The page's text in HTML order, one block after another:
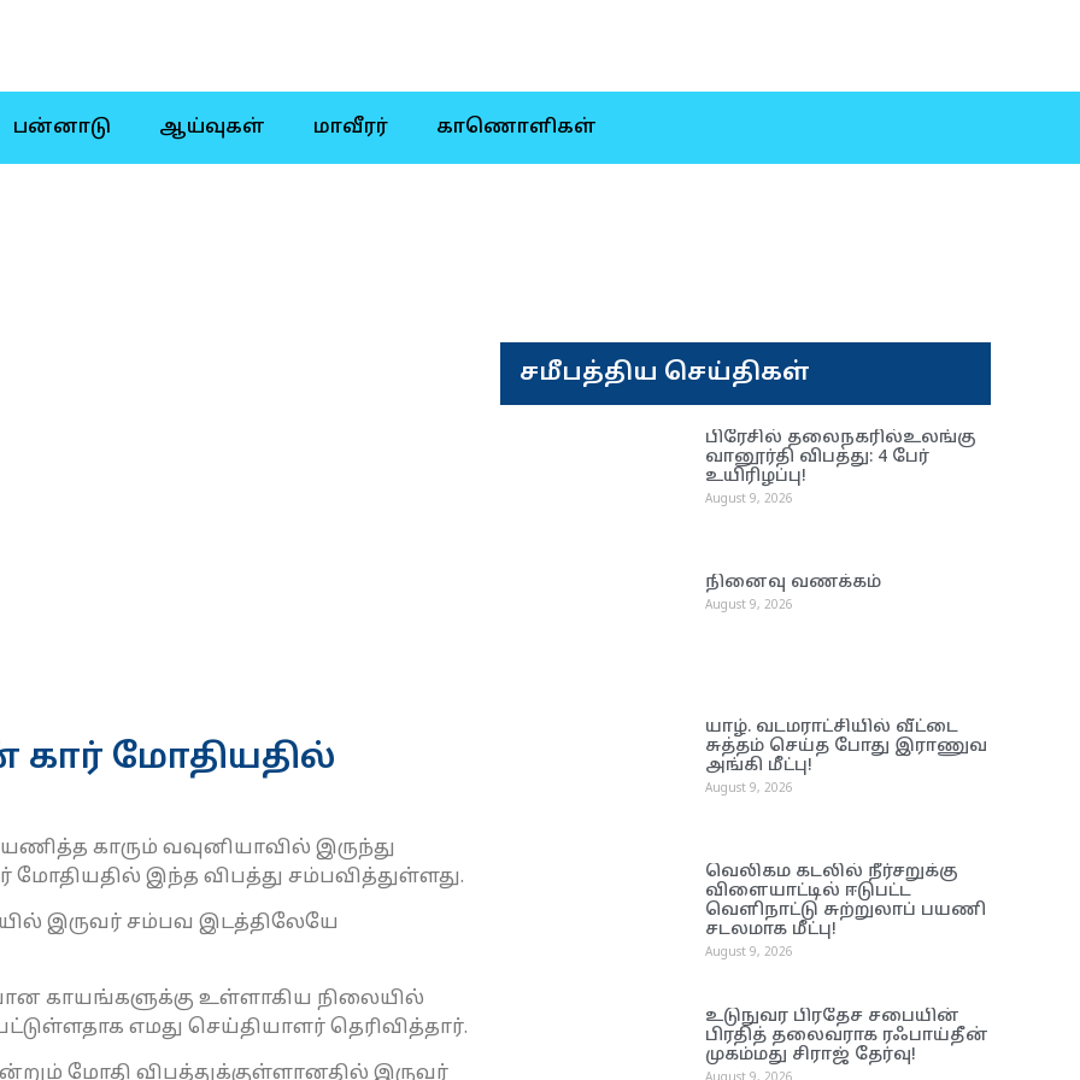
பன்னாடு ஆய்வுகள் மாவீரர் காணொளிகள்
கார் மோதியதில்
காரும் வவுனியாவில் இருந்து
மோதியதில் இந்த விபத்து சம்பவித்துள்ளது.
இருவர் சம்பவ இடத்திலேயே
காயங்களுக்கு உள்ளாகிய நிலையில்
எமது செய்தியாளர் தெரிவித்தார்.
மோதி விபத்துக்குள்ளானதில் இருவர்
சமீபத்திய செய்திகள்
பிரேசில் தலைநகரில்உலங்கு
வானூர்தி விபத்து: 4 பேர்
உயிரிழப்பு!
August 9, 2026
நினைவு வணக்கம்
August 9, 2026
யாழ். வடமராட்சியில் வீட்டை
சுத்தம் செய்த போது இராணுவ
அங்கி மீட்பு!
August 9, 2026
வெலிகம கடலில் நீர்சறுக்கு
விளையாட்டில் ஈடுபட்ட
வெளிநாட்டு சுற்றுலாப் பயணி
சடலமாக மீட்பு!
August 9, 2026
உடுநுவர பிரதேச சபையின்
பிரதித் தலைவராக ரஃபாய்தீன்
முகம்மது சிராஜ் தேர்வு!